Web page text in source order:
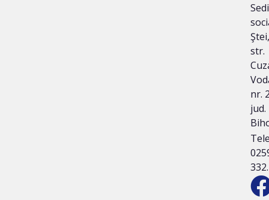
Ştei,
str.
nr.
jud.